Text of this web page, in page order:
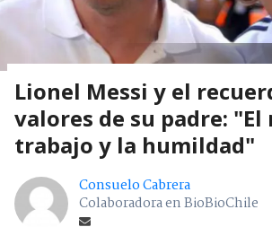
Lionel Messi y el
valores de su padre: "El
trabajo y la humildad"
Consuelo Cabrera
Colaboradora en BioBioChile